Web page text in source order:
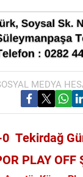
MEDYA
Tekirdağ
PLAY OFF